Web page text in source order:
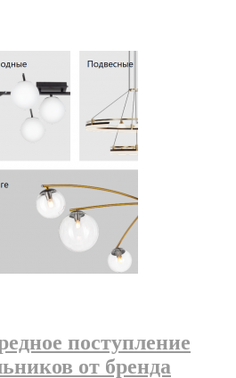
поступление
от бренда